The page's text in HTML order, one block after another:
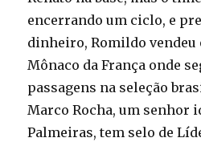
encerrando um ciclo, e
dinheiro, Romildo vendeu
Mônaco da França onde
passagens na seleção
Marco Rocha, um senhor
Palmeiras, tem selo de